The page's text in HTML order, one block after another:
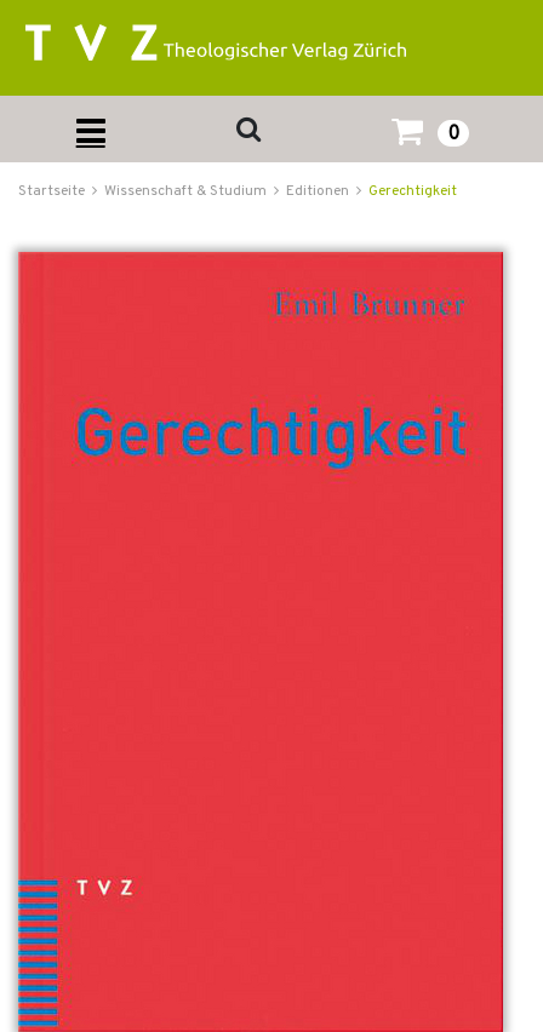
0
Startseite Wissenschaft & Studium Editionen Gerechtigkeit